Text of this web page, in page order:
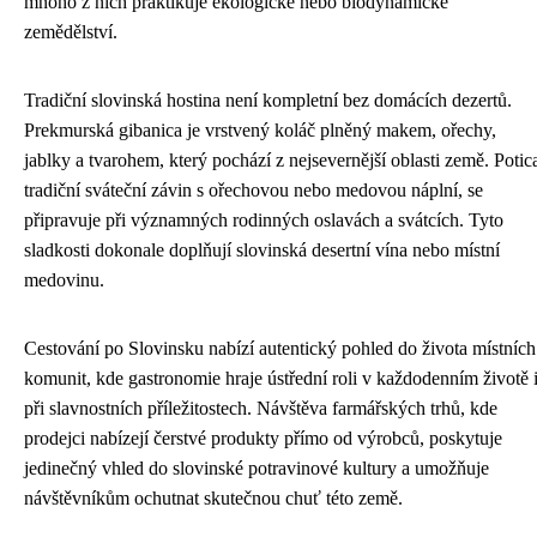
zemědělství.
Tradiční slovinská hostina není kompletní bez domácích dezertů.
Prekmurská gibanica je vrstvený koláč plněný makem, ořechy,
jablky a tvarohem, který pochází z nejsevernější oblasti země.
tradiční sváteční závin s ořechovou nebo medovou náplní, se
připravuje při významných rodinných oslavách a svátcích. Tyto
sladkosti dokonale doplňují slovinská desertní vína nebo místní
medovinu.
Cestování po Slovinsku nabízí autentický pohled do života místních
komunit, kde gastronomie hraje ústřední roli v každodenním životě i
při slavnostních příležitostech. Návštěva farmářských trhů, kde
prodejci nabízejí čerstvé produkty přímo od výrobců, poskytuje
jedinečný vhled do slovinské potravinové kultury a umožňuje
návštěvníkům ochutnat skutečnou chuť této země.